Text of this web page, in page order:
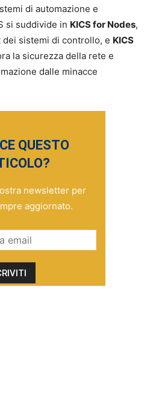
di automazione e
si suddivide in KICS for Nodes,
sistemi di controllo, e KICS
la sicurezza della rete e
dalle minacce
QUESTO
newsletter per
aggiornato.